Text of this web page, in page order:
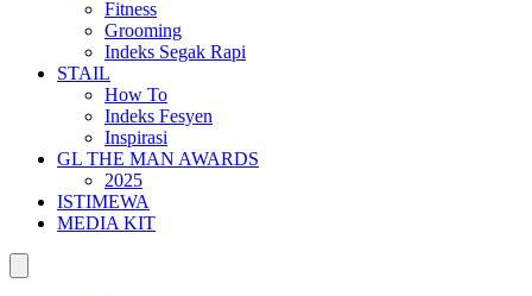
Fitness
Grooming
Indeks Segak Rapi
STAIL
How To
Indeks Fesyen
Inspirasi
GL THE MAN AWARDS
2025
ISTIMEWA
MEDIA KIT